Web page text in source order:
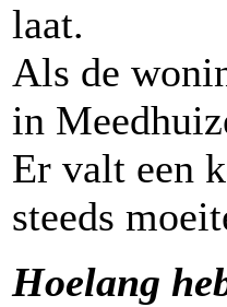
laat.
Als de
in
Er valt een
steeds
Hoelang